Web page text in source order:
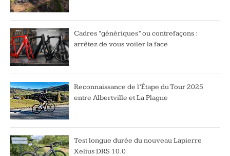
Cadres “génériques” ou contrefaçons :
arrêtez de vous voiler la face
Reconnaissance de l’Étape du Tour 2025
entre Albertville et La Plagne
Test longue durée du nouveau Lapierre
Xelius DRS 10.0